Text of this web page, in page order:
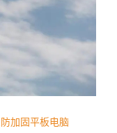
加固平板电脑